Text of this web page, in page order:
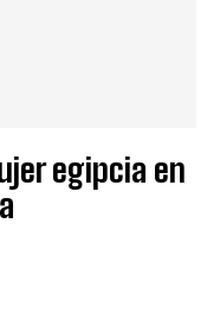
egipcia en